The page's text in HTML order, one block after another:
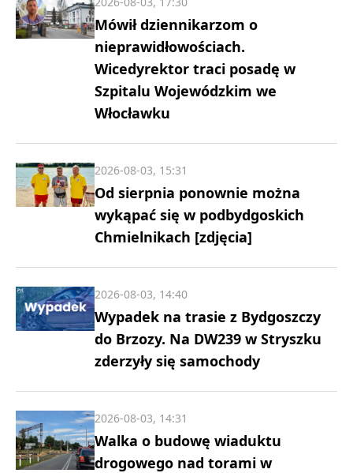
Mówił dziennikarzom o
nieprawidłowościach.
Wicedyrektor traci posadę w
Szpitalu Wojewódzkim we
Włocławku
Od sierpnia ponownie można
wykąpać się w podbydgoskich
Chmielnikach [zdjęcia]
2026-08-03, 15:31
Wypadek na trasie z Bydgoszczy
do Brzozy. Na DW239 w Stryszku
zderzyły się samochody
2026-08-03, 14:40
Walka o budowę wiaduktu
drogowego nad torami w
2026-08-03, 14:31